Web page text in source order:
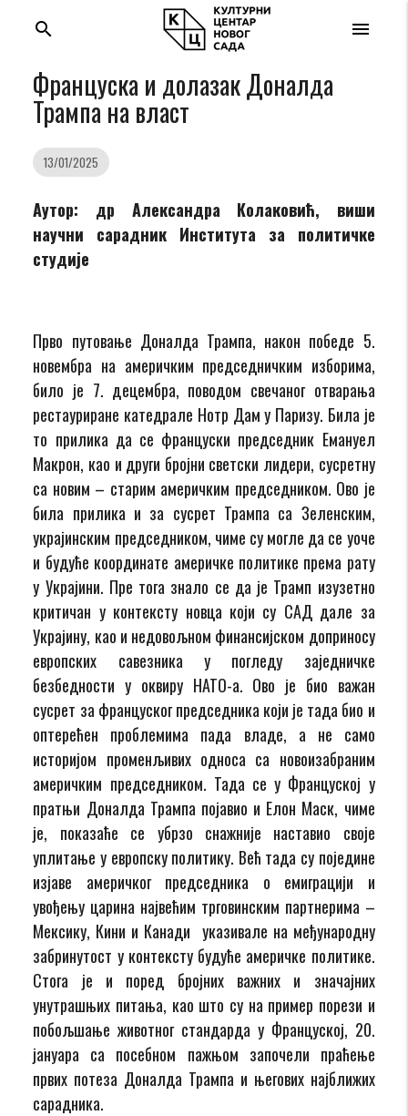
menu
search
Француска и долазак Доналда
Трампа на власт
13/01/2025
Аутор: др Александра Колаковић, виши
научни сарадник Института за политичке
студије
Прво путовање Доналда Трампа, након победе 5.
новембра на америчким председничким изборима,
било је 7. децембра, поводом свечаног отварања
рестауриране катедрале Нотр Дам у Паризу. Била је
то прилика да се француски председник Емануел
Макрон, као и други бројни светски лидери, сусретну
са новим – старим америчким председником. Ово је
била прилика и за сусрет Трампа са Зеленским,
украјинским председником, чиме су могле да се уоче
и будуће координате америчке политике према рату
у Украјини. Пре тога знало се да је Трамп изузетно
критичан у контексту новца који су САД дале за
Украјину, као и недовољном финансијском доприносу
европских савезника у погледу заједничке
безбедности у оквиру НАТО-а. Ово је био важан
сусрет за француског председника који је тада био и
оптерећен проблемима пада владе, а не само
историјом променљивих односа са новоизабраним
америчким председником. Тада се у Француској у
пратњи Доналда Трампа појавио и Елон Маск, чиме
је, показаће се убрзо снажније наставио своје
уплитање у европску политику. Већ тада су поједине
изјаве америчког председника о емиграцији и
увођењу царина највећим трговинским партнерима –
Мексику, Кини и Канади указивале на међународну
забринутост у контексту будуће америчке политике.
Стога је и поред бројних важних и значајних
унутрашњих питања, као што су на пример порези и
побољшање животног стандарда у Француској, 20.
јануара са посебном пажњом започели праћење
првих потеза Доналда Трампа и његових најближих
сарадника.